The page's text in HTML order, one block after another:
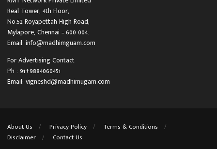
Real Tower, 4th Floor,
No.52 Royapettah High Road,
Mylapore, Chennai – 600 004.
Email: info@madhimguam.com
For Advertising Contact
Ph : 91+9884060451
Email: vigneshd@madhimugam.com
About Us Privacy Policy
Terms & Conditions
Disclaimer
Contact Us